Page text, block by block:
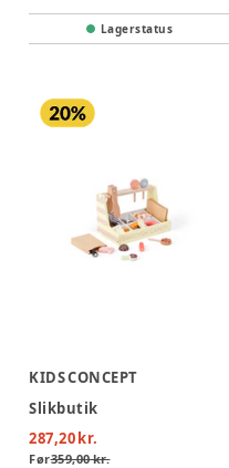
Lagerstatus
KIDS CONCEPT
Slikbutik
287,20 kr.
Før359,00 kr.